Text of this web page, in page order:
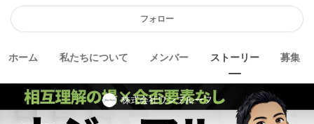
フォロー
ホーム 私たちについて メンバー ストーリー 募集
株式会社ワンプルーフ